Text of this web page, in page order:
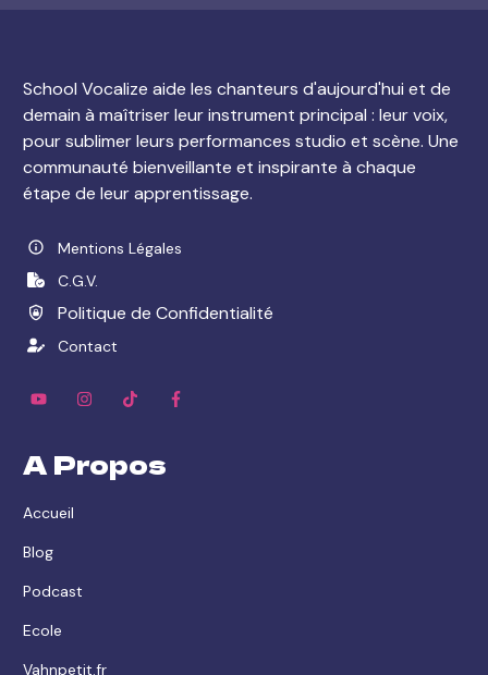
School Vocalize aide les chanteurs d'aujourd'hui et de
demain à maîtriser leur instrument principal : leur voix,
pour sublimer leurs performances studio et scène. Une
communauté bienveillante et inspirante à chaque
étape de leur apprentissage.
Mentions Légales
C.G.V.
Politique de Confidentialité
Contact
A Propos
Accueil
Blog
Podcast
Ecole
Vahnpetit.fr